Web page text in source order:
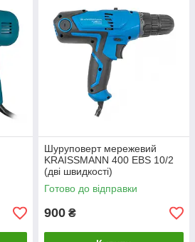
Шуруповерт мережевий
KRAISSMANN 400 EBS 10/2
(дві швидкості)
Готово до відправки
900 ₴